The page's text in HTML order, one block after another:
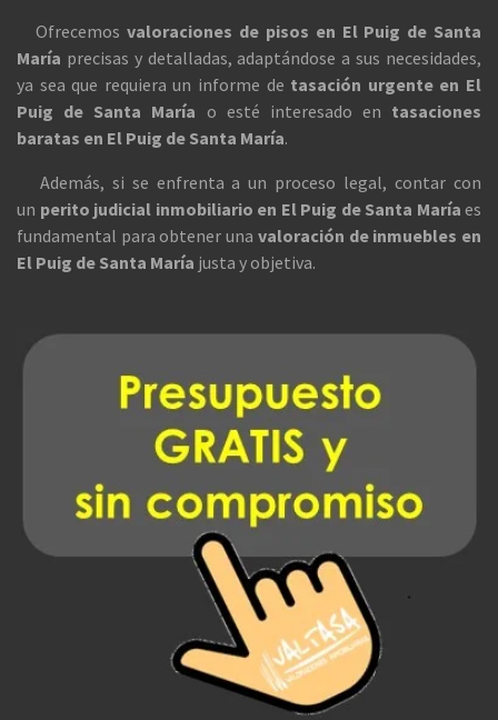
Ofrecemosvaloraciones de pisos en El Puig de Santa
María precisas y detalladas, adaptándose a sus necesidades,
ya sea que requiera un informe de tasación urgente en El
Puig de Santa María o esté interesado en tasaciones
baratas en El Puig de Santa María.
Además, si se enfrenta a un proceso legal, contar con
un perito judicial inmobiliario en El Puig de Santa María es
fundamental para obtener una valoración de inmuebles en
El Puig de Santa María justa y objetiva.